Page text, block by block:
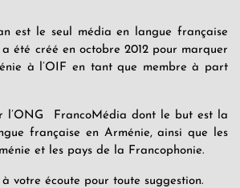
est le seul média en langue française
été créé en octobre 2012 pour marquer
à l’OIF en tant que membre à part
l’ONG FrancoMédia dont le but est la
française en Arménie, ainsi que les
et les pays de la Francophonie.
à votre écoute pour toute suggestion.